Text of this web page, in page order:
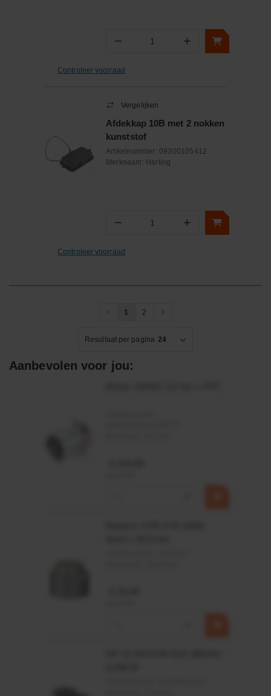
− Aantal +
Controleer voorraad
Vergelijken
Afdekkap 10B met 2 nokken
kunststof
Artikelnummer: 09300105412
Merknaam: Harting
− Aantal +
Controleer voorraad
1 2
Resultaat per pagina 24
Aanbevolen voor jou: